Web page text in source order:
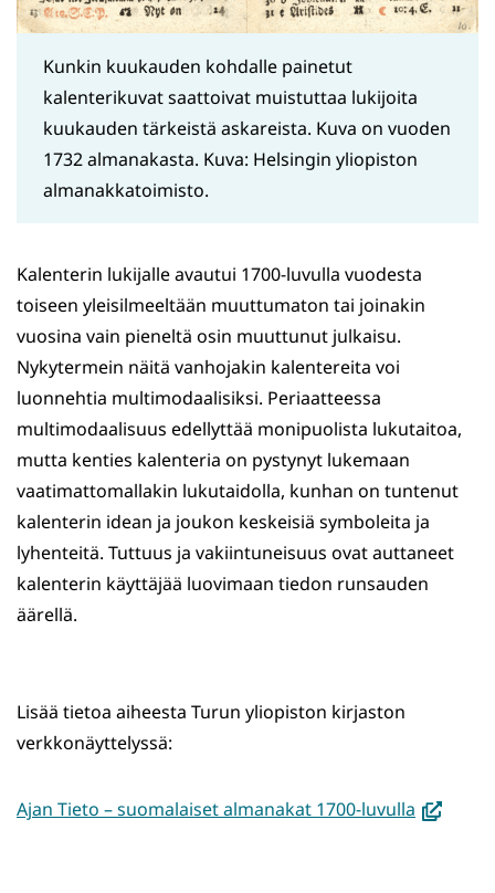
Kunkin kuukauden kohdalle painetut
kalenterikuvat saattoivat muistuttaa lukijoita
kuukauden tärkeistä askareista. Kuva on vuoden
1732 almanakasta. Kuva: Helsingin yliopiston
almanakkatoimisto.
Kalenterin lukijalle avautui 1700-luvulla vuodesta
toiseen yleisilmeeltään muuttumaton tai joinakin
vuosina vain pieneltä osin muuttunut julkaisu.
Nykytermein näitä vanhojakin kalentereita voi
luonnehtia multimodaalisiksi. Periaatteessa
multimodaalisuus edellyttää monipuolista lukutaitoa,
mutta kenties kalenteria on pystynyt lukemaan
vaatimattomallakin lukutaidolla, kunhan on tuntenut
kalenterin idean ja joukon keskeisiä symboleita ja
lyhenteitä. Tuttuus ja vakiintuneisuus ovat auttaneet
kalenterin käyttäjää luovimaan tiedon runsauden
äärellä.
Lisää tietoa aiheesta Turun yliopiston kirjaston
verkkonäyttelyssä:
Ajan Tieto – suomalaiset almanakat 1700-luvulla (avautuu